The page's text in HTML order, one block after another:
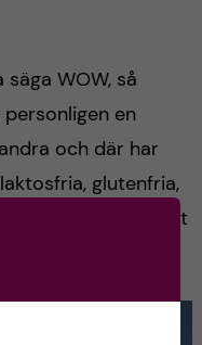
WOW, så
en
och där har
glutenfria,
Super nöjd med det